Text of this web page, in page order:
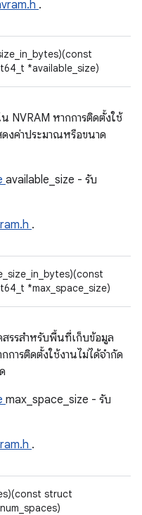
.
*available_size)
NVRAM หากการติดตั้งใช้
งค่าประมาณหรือขนาด
available_size - รับ
.
*max_space_size)
รรสําหรับพื้นที่เก็บข้อมูล
การติดตั้งใช้งานไม่ได้จํากัด
max_space_size - รับ
.
struct